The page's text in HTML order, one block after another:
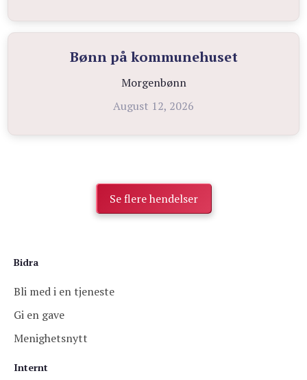
Bønn på kommunehuset
Morgenbønn
August 12, 2026
Se flere hendelser
Bidra
Bli med i en tjeneste
Gi en gave
Menighetsnytt
Internt